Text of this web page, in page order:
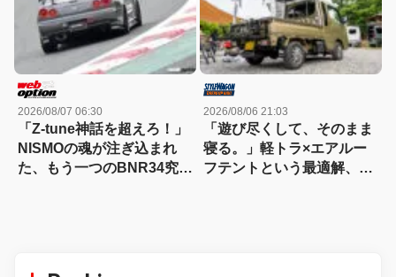
2026/08/07 06:30
「Z-tune神話を超えろ！」
NISMOの魂が注ぎ込まれ
た、もう一つのBNR34究極
2026/08/06 21:03
「遊び尽くして、そのまま
寝る。」軽トラ×エアルー
フテントという最適解、見